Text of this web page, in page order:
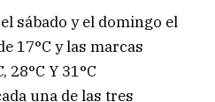
sábado y el domingo el
17°C y las marcas
28°C Y 31°C
una de las tres